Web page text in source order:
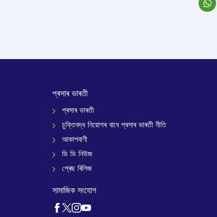
প্ৰসাৰ ভাৰতী
প্ৰসাৰ ভাৰতী
চুক্তিবদ্ধ নিয়োগৰ বাবে প্ৰসাৰ ভাৰতী নীতি
আকাশবাণী
ডি ডি নিউজ
প্ৰেছ ৰিলিজ
সামাজিক সংযোগ